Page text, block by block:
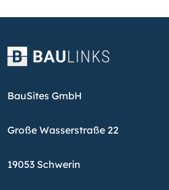
BauSites GmbH
Große Wasserstraße 22
19053 Schwerin